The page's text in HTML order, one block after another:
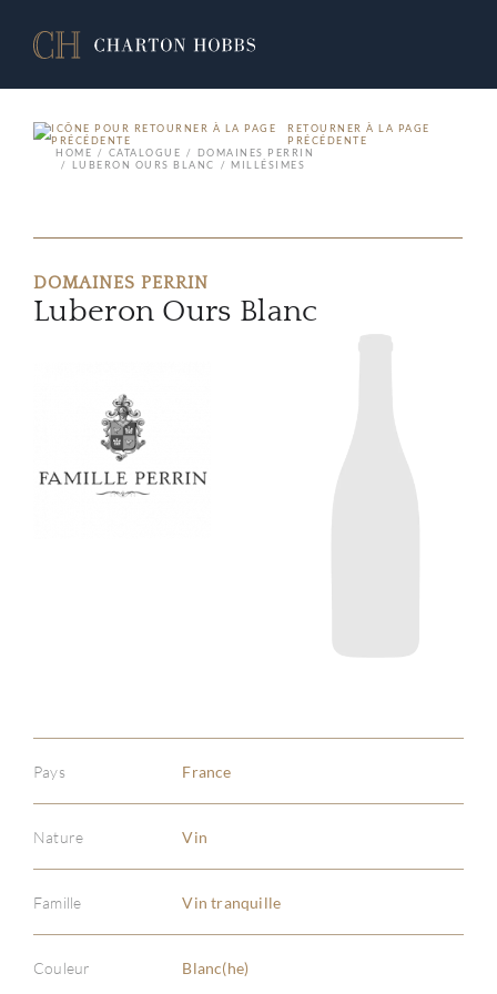
RETOURNER À LA PAGE
PRÉCÉDENTE
HOME
CATALOGUE
DOMAINES PERRIN
LUBERON OURS BLANC
MILLÉSIMES
DOMAINES PERRIN
Luberon Ours Blanc
Pays France
Nature Vin
Famille Vin tranquille
Couleur Blanc(he)